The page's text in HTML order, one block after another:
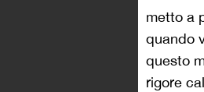
metto a
quando
questo
rigore